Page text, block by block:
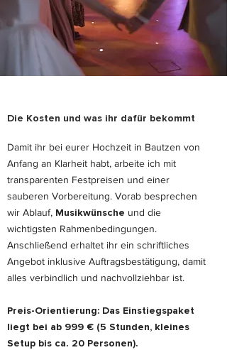
Die Kosten und was ihr dafür bekommt
Damit ihr bei eurer Hochzeit in Bautzen von
Anfang an Klarheit habt, arbeite ich mit
transparenten Festpreisen und einer
sauberen Vorbereitung. Vorab besprechen
wir Ablauf, Musikwünsche und die
wichtigsten Rahmenbedingungen.
Anschließend erhaltet ihr ein schriftliches
Angebot inklusive Auftragsbestätigung, damit
alles verbindlich und nachvollziehbar ist.
Preis-Orientierung: Das Einstiegspaket
liegt bei ab 999 € (5 Stunden, kleines
Setup bis ca. 20 Personen).